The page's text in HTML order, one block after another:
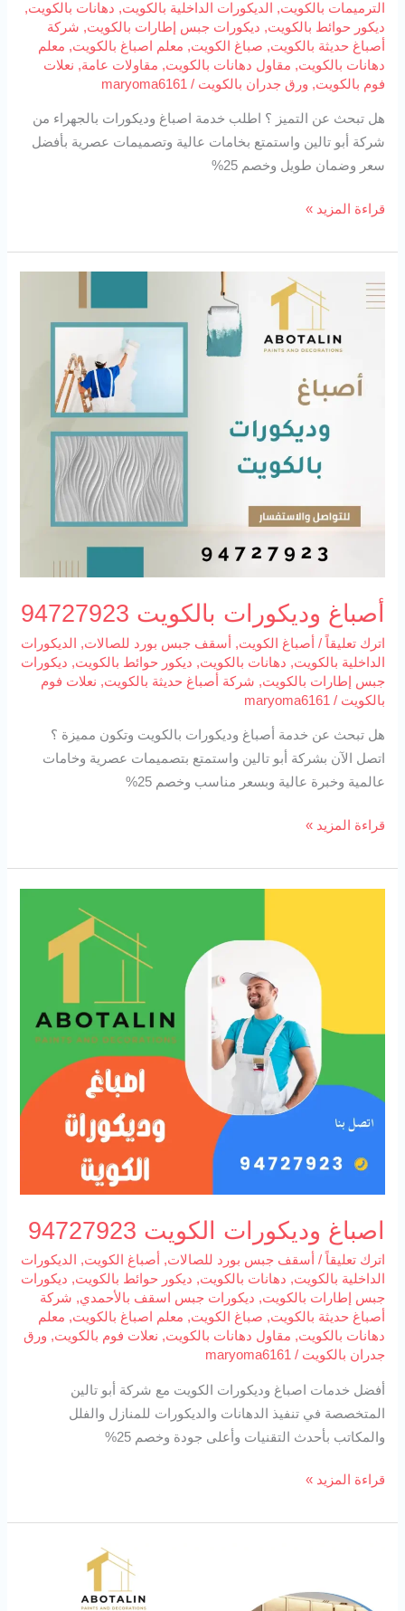
الترميمات بالكويت, الديكورات الداخلية بالكويت, دهانات بالكويت,
ديكور حوائط بالكويت, ديكورات جبس إطارات بالكويت, شركة
أصباغ حديثة بالكويت, صباغ الكويت, معلم اصباغ بالكويت, معلم
دهانات بالكويت, مقاول دهانات بالكويت, مقاولات عامة, نعلات
فوم بالكويت, ورق جدران بالكويت /
maryoma6161
هل تبحث عن التميز ؟ اطلب خدمة اصباغ وديكورات بالجهراء من
شركة أبو تالين واستمتع بخامات عالية وتصميمات عصرية بأفضل
سعر وضمان طويل وخصم 25%
قراءة المزيد »
أصباغ وديكورات بالكويت 94727923
اترك تعليقاً / أصباغ الكويت, أسقف جبس بورد للصالات,
الديكورات
الداخلية بالكويت, دهانات بالكويت, ديكور حوائط بالكويت, ديكورات
جبس إطارات بالكويت, شركة أصباغ حديثة بالكويت, نعلات فوم
بالكويت /
maryoma6161
هل تبحث عن خدمة أصباغ وديكورات بالكويت وتكون مميزة ؟
اتصل الآن بشركة أبو تالين واستمتع بتصميمات عصرية وخامات
عالمية وخبرة عالية وبسعر مناسب وخصم 25%
أصباغ
وديكورات
94727923
قراءة المزيد »
اصباغ وديكورات الكويت 94727923
اترك تعليقاً / أسقف جبس بورد للصالات, أصباغ الكويت,
الديكورات
الداخلية بالكويت, دهانات بالكويت, ديكور حوائط بالكويت, ديكورات
جبس إطارات بالكويت, ديكورات جبس اسقف بالأحمدي, شركة
أصباغ حديثة بالكويت, صباغ الكويت, معلم اصباغ بالكويت, معلم
دهانات بالكويت, مقاول دهانات بالكويت, نعلات فوم بالكويت, ورق
جدران بالكويت /
maryoma6161
أفضل خدمات اصباغ وديكورات الكويت مع شركة أبو تالين
المتخصصة في تنفيذ الدهانات والديكورات للمنازل والفلل
والمكاتب بأحدث التقنيات وأعلى جودة وخصم 25%
قراءة المزيد »
الفروانية94727923